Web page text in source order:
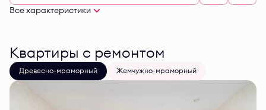
Все характеристики
Квартиры с ремонтом
Древесно-мраморный Жемчужно-мраморный